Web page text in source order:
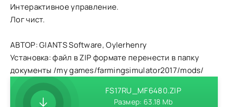
Интерактивное управление.
Лог чист.
АВТОР: GIANTS Software, Oylerhenry
Установка: файл в ZIP формате перенести в папку
документы /my games/farmingsimulator2017/mods/
FS17RU_MF6480.ZIP
Размер: 63.18 Mb